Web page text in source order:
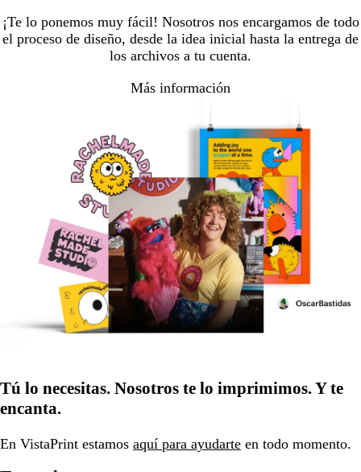
¡Te lo ponemos muy fácil! Nosotros nos encargamos de todo
el proceso de diseño, desde la idea inicial hasta la entrega de
los archivos a tu cuenta.
Más información
Tú lo necesitas. Nosotros te lo imprimimos. Y te
encanta.
En VistaPrint estamos aquí para ayudarte en todo momento.